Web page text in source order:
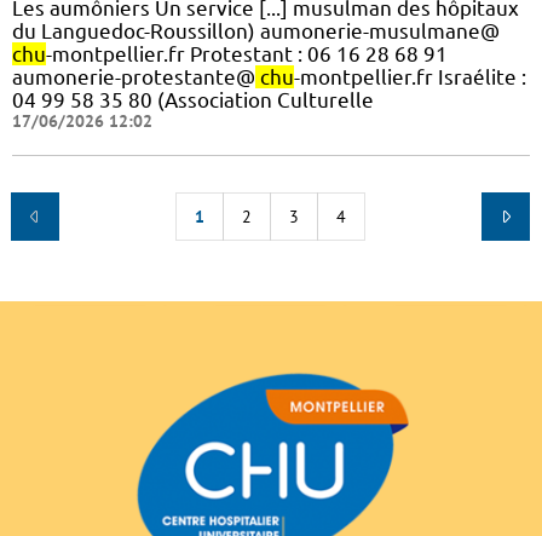
Les aumôniers Un service [...] musulman des hôpitaux
du Languedoc-Roussillon) aumonerie-musulmane@
chu-montpellier.fr Protestant : 06 16 28 68 91
aumonerie-protestante@ chu-montpellier.fr Israélite :
04 99 58 35 80 (Association Culturelle
17/06/2026 12:02
1 2 3 4